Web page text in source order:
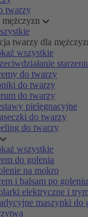
twarzy
mężczyzn
twarzy dla
wszystkie
do twarzy
do twarzy
do twarzy
pielęgnacyjne
do twarzy
do twarzy
wszystkie
do golenia
na mokro
i balsam po goleniu
elektryczne i
maszynki do